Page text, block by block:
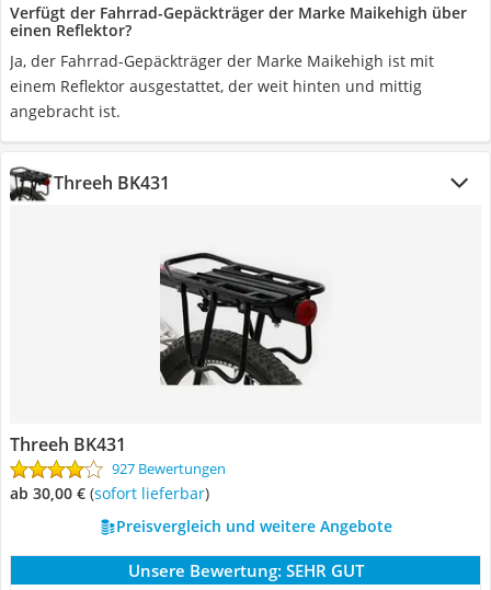
Verfügt der Fahrrad-Gepäckträger der Marke Maikehigh über
einen Reflektor?
Ja, der Fahrrad-Gepäckträger der Marke Maikehigh ist mit
einem Reflektor ausgestattet, der weit hinten und mittig
angebracht ist.
Threeh BK431
Threeh BK431
927 Bewertungen
ab 30,00 € ( Sofort lieferbar)
Preisvergleich und weitere Angebote
Unsere Bewertung: SEHR GUT